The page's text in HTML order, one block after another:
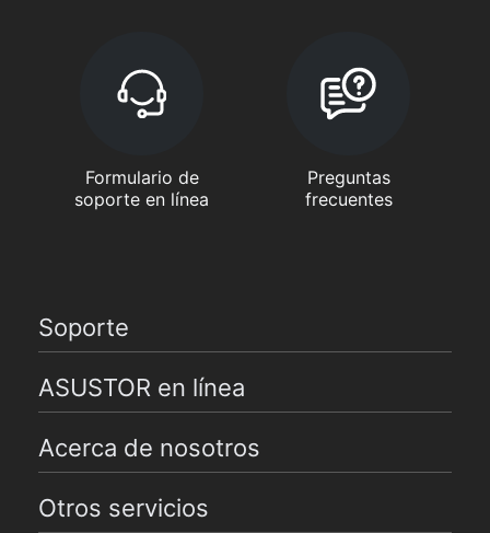
Formulario de
soporte en línea
Preguntas
frecuentes
Soporte
ASUSTOR en línea
Acerca de nosotros
Otros servicios